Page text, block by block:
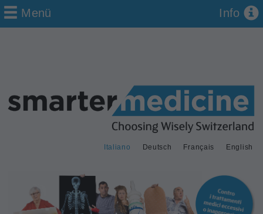
Deutsch Français
Italiano English
Menü Info